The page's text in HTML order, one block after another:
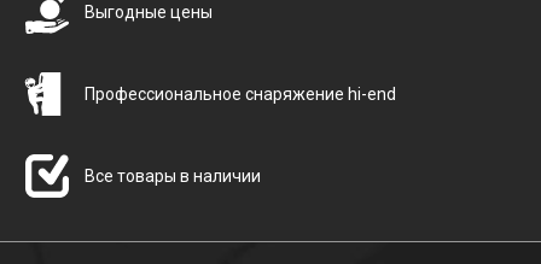
Выгодные цены
Профессиональное снаряжение hi-end
Все товары в наличии